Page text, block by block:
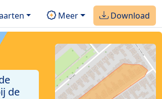
Meer Download
de